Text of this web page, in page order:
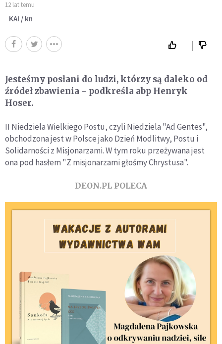
12 lat temu
KAI / kn
Jesteśmy posłani do ludzi, którzy są daleko od
źródeł zbawienia - podkreśla abp Henryk
Hoser.
II Niedziela Wielkiego Postu, czyli Niedziela "Ad Gentes",
obchodzona jest w Polsce jako Dzień Modlitwy, Postu i
Solidarności z Misjonarzami. W tym roku przeżywana jest
ona pod hasłem "Z misjonarzami głośmy Chrystusa".
DEON.PL POLECA